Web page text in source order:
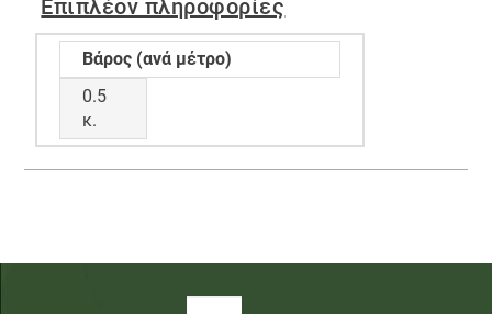
Επιπλέον πληροφορίες
Βάρος (ανά μέτρο)
0.5
κ.